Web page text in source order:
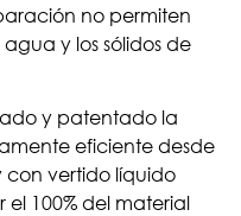
no permiten
y los sólidos de
y patentado la
eficiente desde
con vertido líquido
100% del material